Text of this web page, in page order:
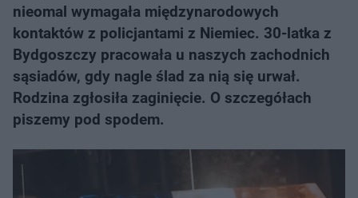
nieomal wymagała międzynarodowych
kontaktów z policjantami z Niemiec. 30-latka z
Bydgoszczy pracowała u naszych zachodnich
sąsiadów, gdy nagle ślad za nią się urwał.
Rodzina zgłosiła zaginięcie. O szczegółach
piszemy pod spodem.